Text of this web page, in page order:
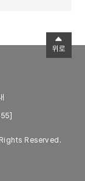
Reserved.
위로